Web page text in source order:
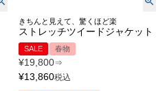
きちんと見えて、驚くほど楽
ストレッチツイードジャケット
SALE 春物
¥19,800⇒
¥13,860税込